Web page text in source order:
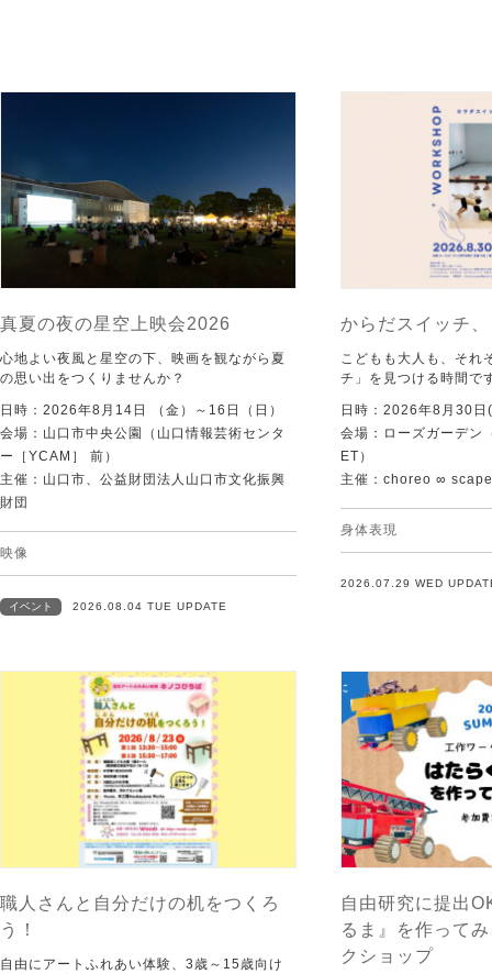
真夏の夜の星空上映会2026
心地よい夜風と星空の下、映画を観ながら夏
の思い出をつくりませんか？
日時：2026年8月14日 （金）～16日（日）
会場：山口市中央公園（山口情報芸術センタ
ー［YCAM］ 前）
主催：山口市、公益財団法人山口市文化振興
財団
映像
イベント 2026.08.04 TUE UPDATE
からだスイッチ
こどもも大人も、それ
チ」を見つける時間で
日時：2026年8月30日
会場：ローズガーデン
ET）
主催：choreo ∞ scape
身体表現
2026.07.29 WED
職人さんと自分だけの机をつくろ
う！
自由にアートふれあい体験、3歳～15歳向け
自由研究に提出
るま』を作って
クショップ